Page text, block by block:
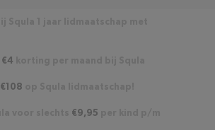
€4
€108
€9,95